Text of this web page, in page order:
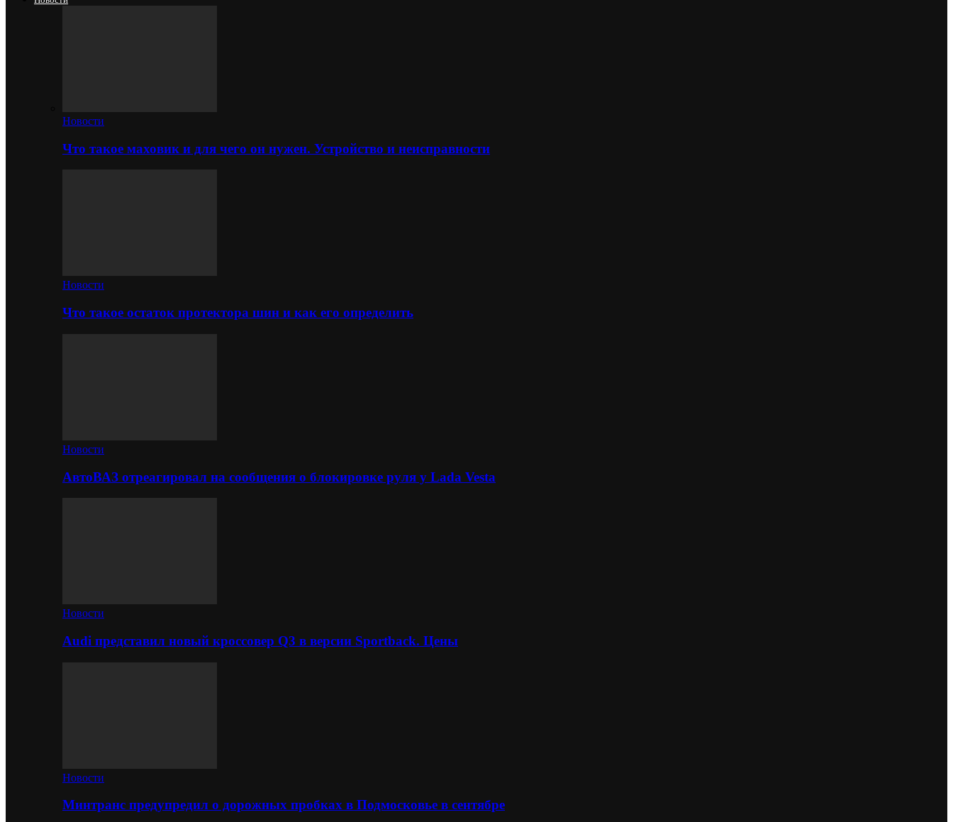
Новости
Что такое маховик и для чего он нужен. Устройство и неисправности
Новости
Что такое остаток протектора шин и как его определить
Новости
АвтоВАЗ отреагировал на сообщения о блокировке руля у Lada Vesta
Новости
Audi представил новый кроссовер Q3 в версии Sportback. Цены
Новости
Минтранс предупредил о дорожных пробках в Подмосковье в сентябре